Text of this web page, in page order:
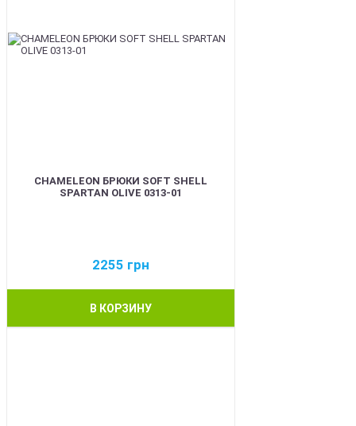
CHAMELEON БРЮКИ SOFT SHELL
SPARTAN OLIVE 0313-01
2255 грн
В КОРЗИНУ